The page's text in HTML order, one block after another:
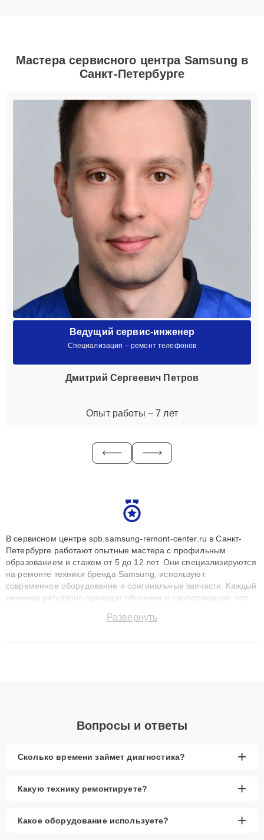
Мастера сервисного центра Samsung в
Санкт-Петербурге
Ведущий сервис-инженер
Специализация – ремонт телефонов
Дмитрий Сергеевич Петров
Опыт работы – 7 лет
В сервисном центре spb.samsung-remont-center.ru в Санкт-
Петербурге работают опытные мастера с профильным
образованием и стажем от 5 до 12 лет. Они специализируются
на ремонте техники бренда Samsung, используют
современное оборудование и оригинальные запчасти. Каждый
инженер регулярно проходит обучение и сертификацию, что
восстанавливать технику с сохранением гарантии до 3 лет.
Развернуть
Вопросы и ответы
Сколько времени займет диагностика? +
Какую технику ремонтируете? +
Какое оборудование используете? +